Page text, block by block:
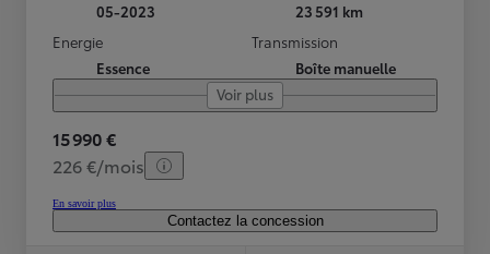
05-2023
23 591 km
Energie
Essence
Transmission
Boîte manuelle
Voir plus
15 990 €
226 €/mois
En savoir plus
Contactez la concession